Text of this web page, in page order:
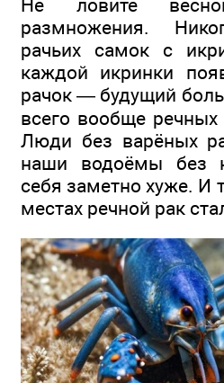
Не ловите
размножения.
рачьих самок с
каждой икринки
рачок — будущий
всего вообще речных
Люди без варёных
наши водоёмы без
себя заметно хуже. И
местах речной рак